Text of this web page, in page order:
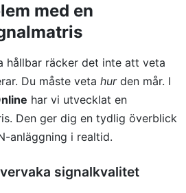
med en
hållbar räcker det inte att veta
Du måste veta hurden mår. I
har vi utvecklat en
Den ger dig en tydlig överblick
anläggning i realtid.
signalkvalitet